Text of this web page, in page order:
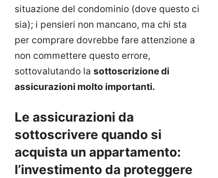
situazione del condominio (dove questo ci
sia); i pensieri non mancano, ma chi sta
per comprare dovrebbe fare attenzione a
non commettere questo errore,
sottovalutando la sottoscrizione di
assicurazioni molto importanti.
Le assicurazioni da
sottoscrivere quando si
acquista un appartamento:
l’investimento da proteggere